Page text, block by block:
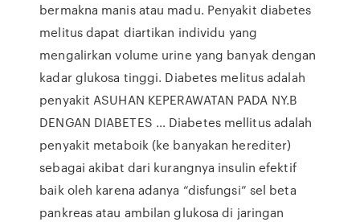
bermakna manis atau madu. Penyakit diabetes
melitus dapat diartikan individu yang
mengalirkan volume urine yang banyak dengan
kadar glukosa tinggi. Diabetes melitus adalah
penyakit ASUHAN KEPERAWATAN PADA NY.B
DENGAN DIABETES … Diabetes mellitus adalah
penyakit metaboik (ke banyakan herediter)
sebagai akibat dari kurangnya insulin efektif
baik oleh karena adanya “disfungsi” sel beta
pankreas atau ambilan glukosa di jaringan